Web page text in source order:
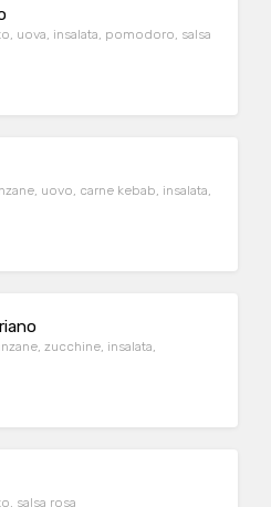
uova, insalata, pomodoro, salsa
uovo, carne kebab, insalata,
zucchine, insalata,
salsa rosa